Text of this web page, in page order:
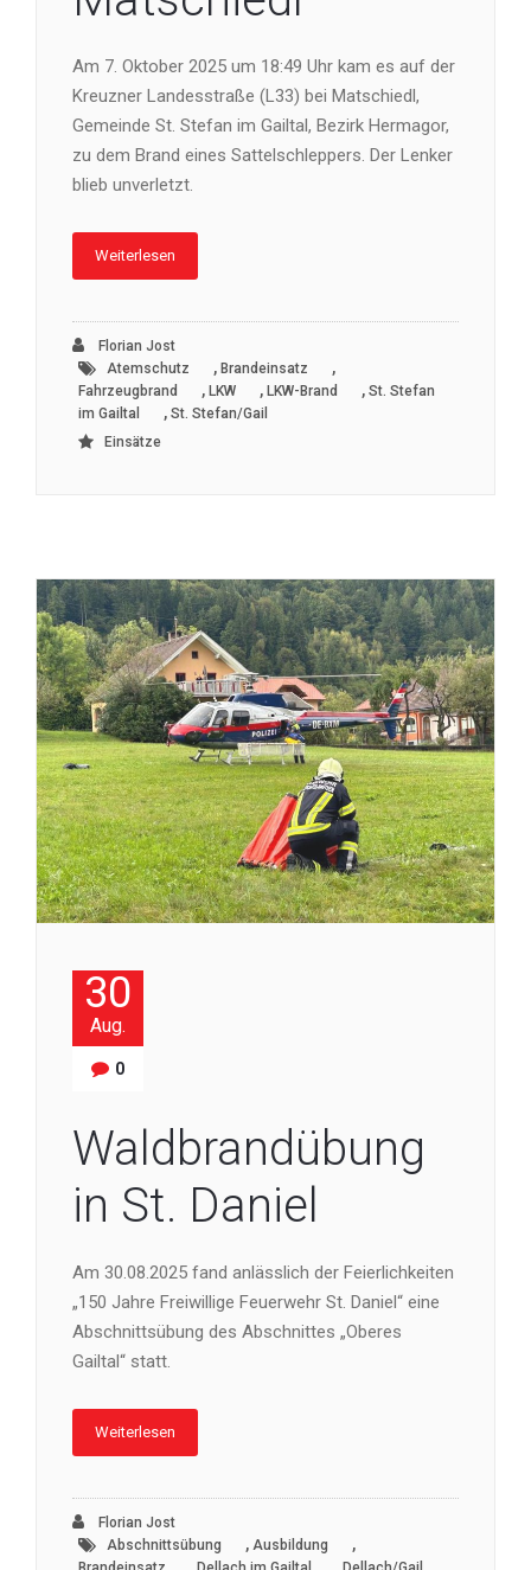
Am 7. Oktober 2025 um 18:49 Uhr kam es auf der
Kreuzner Landesstraße (L33) bei Matschiedl,
Gemeinde St. Stefan im Gailtal, Bezirk Hermagor,
zu dem Brand eines Sattelschleppers. Der Lenker
blieb unverletzt.
Weiterlesen
Florian Jost
Atemschutz
, Brandeinsatz ,
Fahrzeugbrand , LKW , LKW-Brand , St. Stefan
im Gailtal
, St. Stefan/Gail
Einsätze
30
Aug.
0
Waldbrandübung
in St. Daniel
Am 30.08.2025 fand anlässlich der Feierlichkeiten
„150 Jahre Freiwillige Feuerwehr St. Daniel“ eine
Abschnittsübung des Abschnittes „Oberes
Gailtal“ statt.
Weiterlesen
Florian Jost
Abschnittsübung
, Ausbildung ,